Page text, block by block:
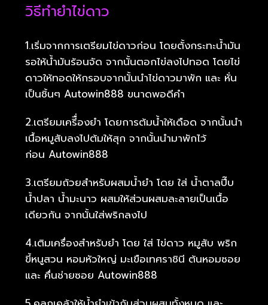
วิธีทำยำไข่ดาว
1.เริ่มจากการเตรียมไข่ดาวก่อน โดยตั้งกระทะน้ำมัน
รอให้น้ำมันร้อนจัด จากนั้นตอกไข่ลงไปทอด โดยไข่
ดาวให้ทอดให้กรอบจากนั้นนำไข่ดาวมาพัก และ หั่น
เป็นชิ้นๆ Autowin888 ขนาดพอดีคำ
2.เตรียมเครีื่องยำ โดยการต้มน้ำให้เดือด จากนั้นนำ
เนื้อหมูสับลงไปต้มให้สุก จากนั้นนำมาพักไว้
ก่อน Autowin888
3.เตรียมถ้วยสำหรับผสมน้ำยำ โดย ใส่ น้ำตาลปี๊บ
น้ำปลา น้ำมะนาว ผสมให้ส่วนผสมละลายเป็นเนื้อ
เดียวกัน จากนั้นใส่พริกลงไป
4.เติมเครื่องสำหรับยำ โดย ใส่ ไข่ดาว หมูสับ พริก
ขี้หนูสวน หอมหัวใหญ่ มะเขือเทศราชินี ต้นหอมซอย
และ คื่นช่ายซอย Autowin888